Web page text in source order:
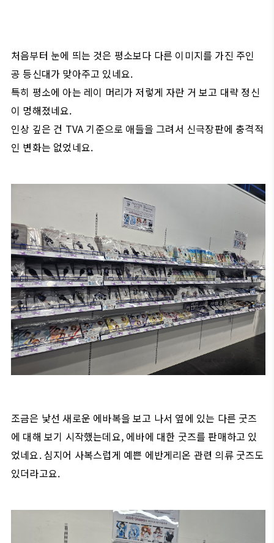
처음부터 눈에 띄는 것은 평소보다 다른 이미지를 가진 주인
공 등신대가 맞아주고 있네요.
특히 평소에 아는 레이 머리가 저렇게 자란 거 보고 대략 정신
이 멍해졌네요.
인상 깊은 건 TVA 기준으로 애들을 그려서 신극장판에 충격적
인 변화는 없었네요.
조금은 낯선 새로운 에바복을 보고 나서 옆에 있는 다른 굿즈
에 대해 보기 시작했는데요, 에바에 대한 굿즈를 판매하고 있
었네요. 심지어 사복스럽게 예쁜 에반게리온 관련 의류 굿즈도
있더라고요.